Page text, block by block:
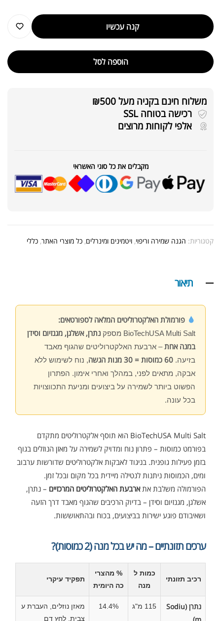
קנה עכשיו
הוספה לסל
משלוח חינם בקניה מעל ₪500
רכישה בטוחה SSL
אלפי לקוחות מרוצים
מקבלים את כל סוגי האשראי
קטגוריות: הגנה שמירה וריפוי, ויטמינים ומינרלים, כל מוצרי האתר, כללי
תיאור
פורמולת האלקטרוליטים המלאה לספורטאים:
BioTechUSA Multi Salt מספק
נתרן, אשלגן, מגנזיום וסידן
במנה אחת– ארבעת האלקטרוליטים שהגוף מאבד
בזיעה. 60 כמוסות = 30 מנות הגשה
, נוח לשימוש ללא
אבקה, מתאים לפני, במהלך ואחרי אימון. הפתרון
הפשוט ביותר לשמירה על ביצועים ומניעת התכווצויות
בכל עונה.
BioTechUSA Multi Salt הוא תוסף אלקטרוליטים מתקדם
בפורמט כמוסות – פתרון נוח ומדויק לשמירה על מאזן הנוזלים בגוף
בזמן פעילות גופנית. בניגוד לאבקות אלקטרוליטים שדורשות ערבוב
ומים, הכמוסות ניתנות לנטילה מיידית בכל מקום ובכל זמן.
הפורמולה משלבת אתארבעת האלקטרוליטים המרכזיים – נתרן,
אשלגן, מגנזיום וסידן – בדיוק הרכיבים שהגוף מאבד דרך הזעה
ושאיבודם פוגע ישירות בביצועים, בכוח ובהתאוששות.
ערכים תזונתיים – מה יש בכל מנה (2 כמוסות)?
רכיב תזונתי
כמות ל
מנה
% מהצרי
כה היומית
תפקיד עיקרי
נתרן (Sodiu
m)
115 מ"ג 14.4%
מאזן נוזלים, העברת ע
צבית, לחץ דם